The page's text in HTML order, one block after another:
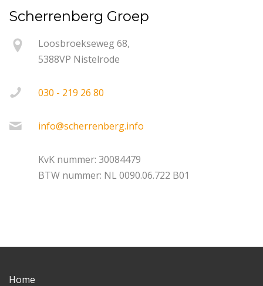
Scherrenberg Groep
Loosbroekseweg 68,
5388VP Nistelrode
030 - 219 26 80
info@scherrenberg.info
KvK nummer: 30084479
BTW nummer: NL 0090.06.722 B01
Home